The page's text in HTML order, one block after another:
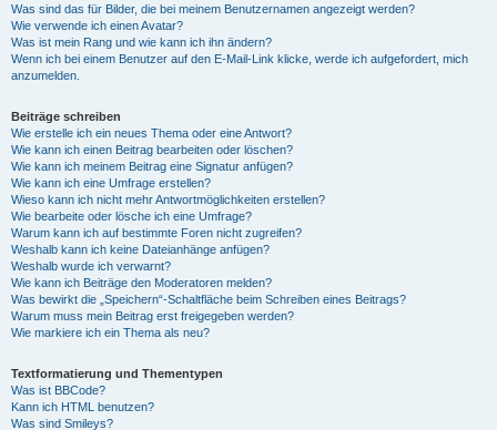
Was sind das für Bilder, die bei meinem Benutzernamen angezeigt werden?
Wie verwende ich einen Avatar?
Was ist mein Rang und wie kann ich ihn ändern?
Wenn ich bei einem Benutzer auf den E-Mail-Link klicke, werde ich aufgefordert, mich
anzumelden.
Beiträge schreiben
Wie erstelle ich ein neues Thema oder eine Antwort?
Wie kann ich einen Beitrag bearbeiten oder löschen?
Wie kann ich meinem Beitrag eine Signatur anfügen?
Wie kann ich eine Umfrage erstellen?
Wieso kann ich nicht mehr Antwortmöglichkeiten erstellen?
Wie bearbeite oder lösche ich eine Umfrage?
Warum kann ich auf bestimmte Foren nicht zugreifen?
Weshalb kann ich keine Dateianhänge anfügen?
Weshalb wurde ich verwarnt?
Wie kann ich Beiträge den Moderatoren melden?
Was bewirkt die „Speichern“-Schaltfläche beim Schreiben eines Beitrags?
Warum muss mein Beitrag erst freigegeben werden?
Wie markiere ich ein Thema als neu?
Textformatierung und Thementypen
Was ist BBCode?
Kann ich HTML benutzen?
Was sind Smileys?